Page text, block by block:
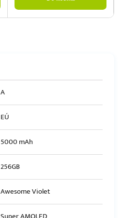
A
EÚ
5000 mAh
256GB
Awesome Violet